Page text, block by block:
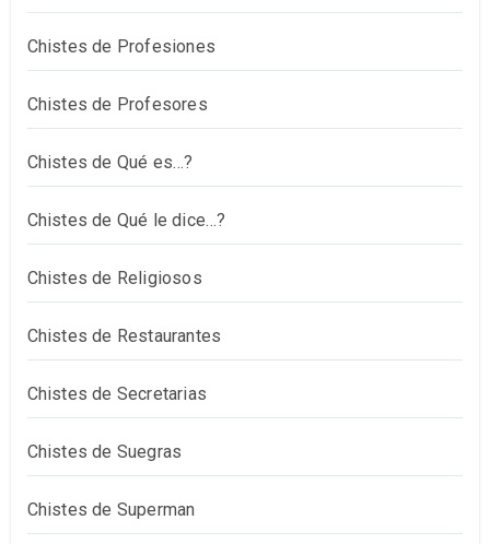
Chistes de Profesiones
Chistes de Profesores
Chistes de Qué es…?
Chistes de Qué le dice…?
Chistes de Religiosos
Chistes de Restaurantes
Chistes de Secretarias
Chistes de Suegras
Chistes de Superman